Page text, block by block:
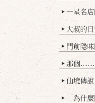
▶ 一星名
▶ 大叔的
▶ 門前隱
▶ 那個
▶ 仙境傳說
▶ 「為什